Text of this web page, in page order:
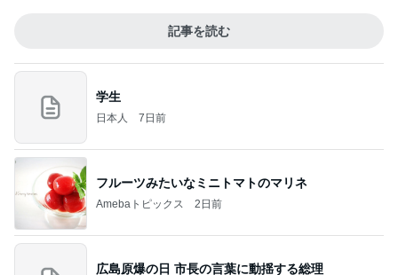
記事を読む
学生
日本人 7日前
フルーツみたいなミニトマトのマリネ
Amebaトピックス 2日前
広島原爆の日 市長の言葉に動揺する総理